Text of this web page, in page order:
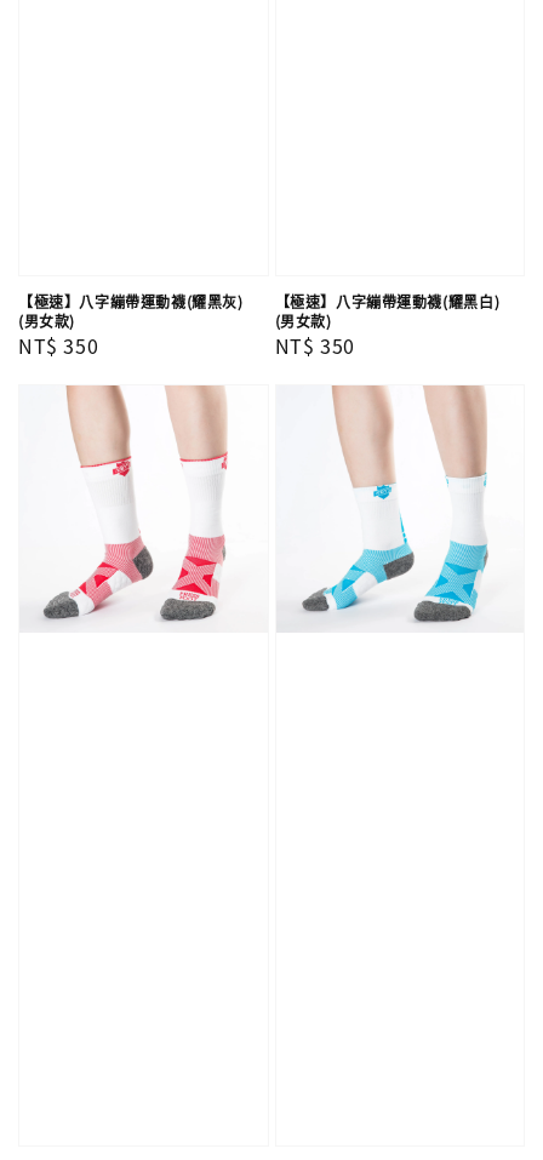
【極速】八字繃帶運動襪(耀黑灰)
(男女款)
Regular
NT$ 350
【極速】八字繃帶運動襪(耀黑白)
(男女款)
Regular
NT$ 350